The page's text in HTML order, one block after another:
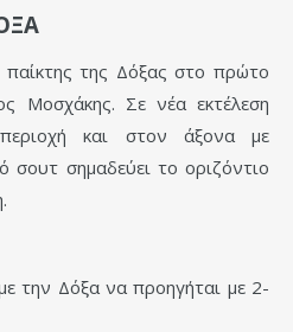
της Δόξας στο πρώτο
Μοσχάκης. Σε νέα εκτέλεση
και στον άξονα με
σημαδεύει το οριζόντιο
την Δόξα να προηγήται με 2-